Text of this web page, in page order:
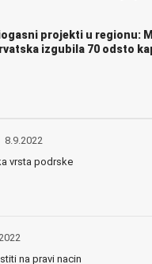
projekti u regionu:
izgubila 70 odsto
8.9.2022
vrsta podrske
na pravi nacin